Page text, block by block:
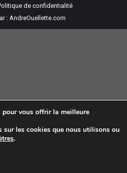
de confidentialité
: AndreOuellette.com
vous offrir la meilleure
sur les cookies que nous utilisons ou
.